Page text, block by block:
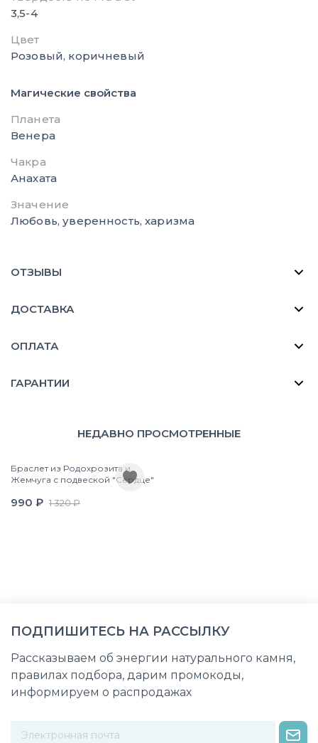
3,5-4
Цвет
Розовый, коричневый
Магические свойства
Планета
Венера
Чакра
Анахата
Значение
Любовь, уверенность, харизма
ОТЗЫВЫ
ДОСТАВКА
ОПЛАТА
ГАРАНТИИ
НЕДАВНО ПРОСМОТРЕННЫЕ
Браслет из Родохрозита и
Жемчуга с подвеской "Сердце"
990 ₽ 1 320 ₽
ПОДПИШИТЕСЬ НА РАССЫЛКУ
Рассказываем об энергии натурального камня,
правилах подбора, дарим промокоды,
информируем о распродажах